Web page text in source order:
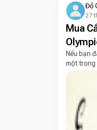
Đồ
27
Mua
Nếu bạn
một trong